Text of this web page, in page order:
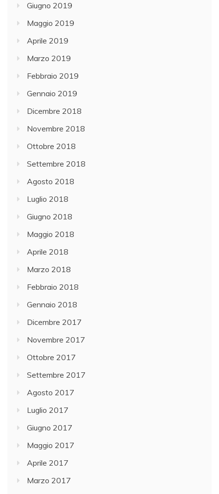
Giugno 2019
Maggio 2019
Aprile 2019
Marzo 2019
Febbraio 2019
Gennaio 2019
Dicembre 2018
Novembre 2018
Ottobre 2018
Settembre 2018
Agosto 2018
Luglio 2018
Giugno 2018
Maggio 2018
Aprile 2018
Marzo 2018
Febbraio 2018
Gennaio 2018
Dicembre 2017
Novembre 2017
Ottobre 2017
Settembre 2017
Agosto 2017
Luglio 2017
Giugno 2017
Maggio 2017
Aprile 2017
Marzo 2017